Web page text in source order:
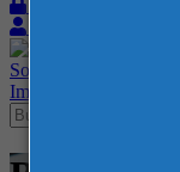
Sobre
Imprensa